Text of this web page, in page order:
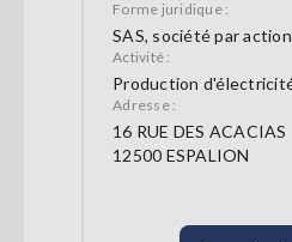
Forme juridique :
SAS, société par
Activité :
Production
Adresse :
16 RUE DES ACACIAS
12500 ESPALION